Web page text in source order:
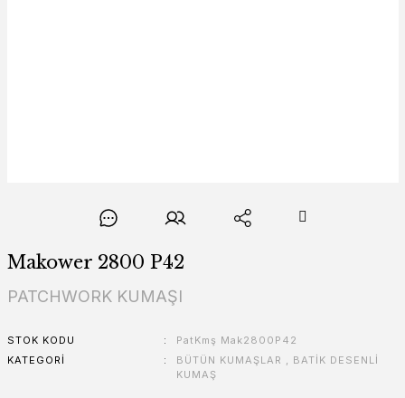
Makower 2800 P42
PATCHWORK KUMAŞI
STOK KODU
PatKmş Mak2800P42
KATEGORI
BÜTÜN KUMAŞLAR , BATİK DESENLİ
KUMAŞ